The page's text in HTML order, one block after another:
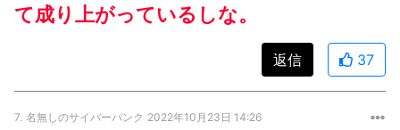
て成り上がっているしな。
返信 37
7. 名無しのサイバーパンク 2022年10月23日 14:26